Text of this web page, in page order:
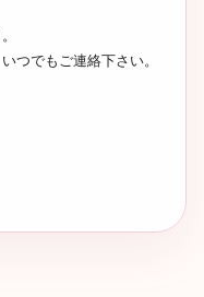
つでもご連絡下さい。